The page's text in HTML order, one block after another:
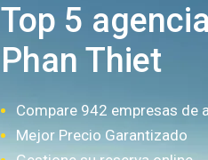
Top 5
Phan Thiet
Compare 942 empresas de
Mejor Precio Garantizado